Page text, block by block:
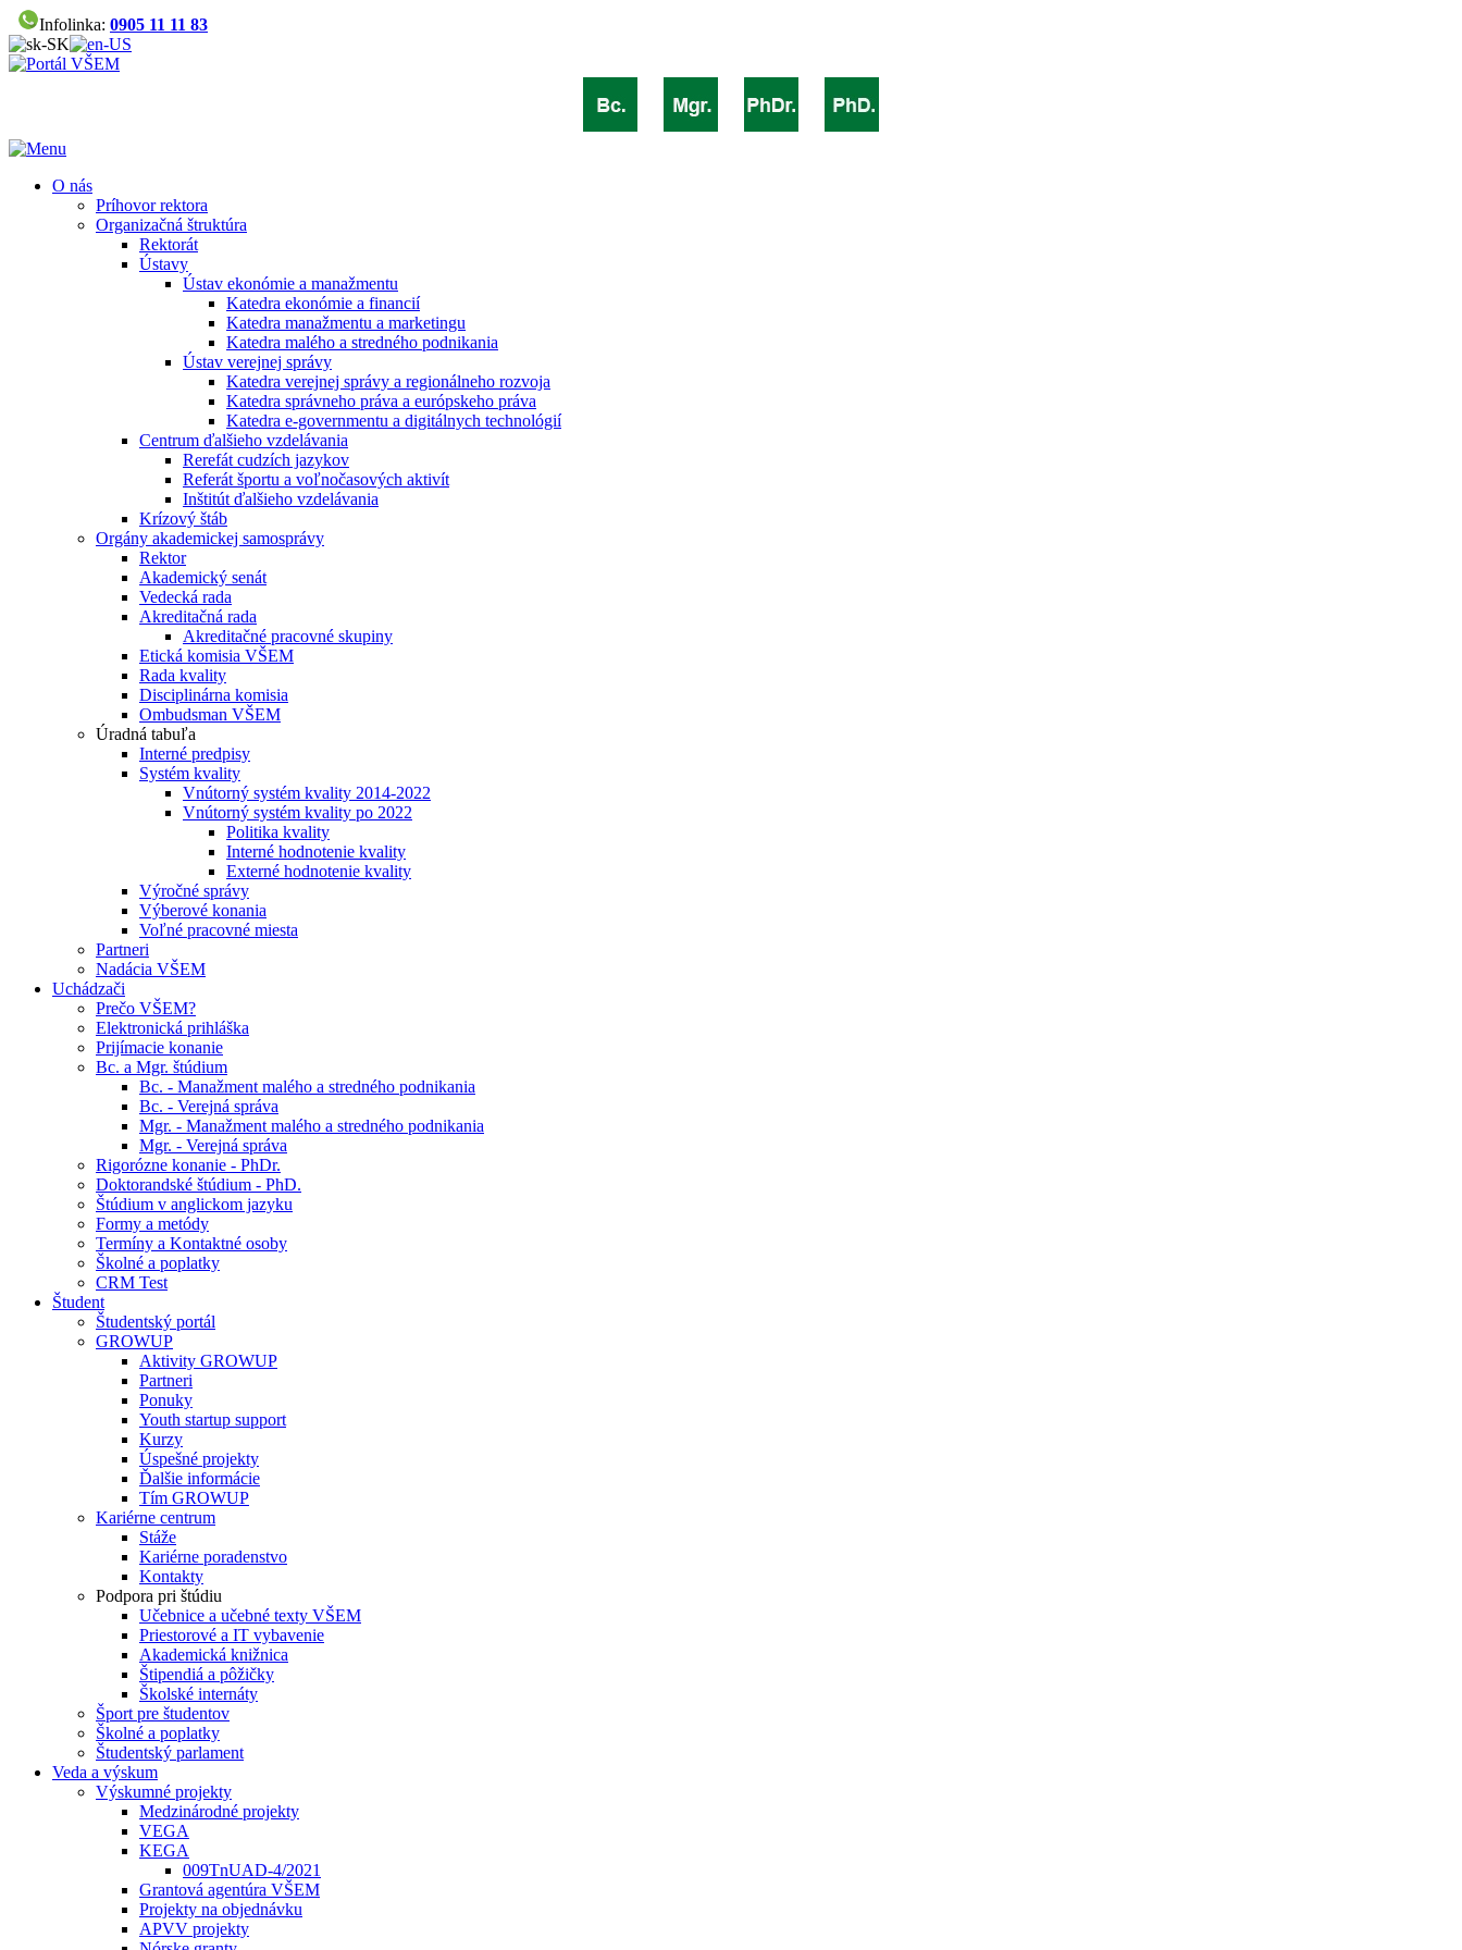
Infolinka: 0905 11 11 83
O nás
Príhovor rektora
Organizačná štruktúra
Rektorát
Ústavy
Ústav ekonómie a manažmentu
Katedra ekonómie a financií
Katedra manažmentu a marketingu
Katedra malého a stredného podnikania
Ústav verejnej správy
Katedra verejnej správy a regionálneho rozvoja
Katedra správneho práva a európskeho práva
Katedra e-governmentu a digitálnych technológií
Centrum ďalšieho vzdelávania
Rerefát cudzích jazykov
Referát športu a voľnočasových aktivít
Inštitút ďalšieho vzdelávania
Krízový štáb
Orgány akademickej samosprávy
Rektor
Akademický senát
Vedecká rada
Akreditačná rada
Akreditačné pracovné skupiny
Etická komisia VŠEM
Rada kvality
Disciplinárna komisia
Ombudsman VŠEM
Úradná tabuľa
Interné predpisy
Systém kvality
Vnútorný systém kvality 2014-2022
Vnútorný systém kvality po 2022
Politika kvality
Interné hodnotenie kvality
Externé hodnotenie kvality
Výročné správy
Výberové konania
Voľné pracovné miesta
Partneri
Nadácia VŠEM
Uchádzači
Prečo VŠEM?
Elektronická prihláška
Prijímacie konanie
Bc. a Mgr. štúdium
Bc. - Manažment malého a stredného podnikania
Bc. - Verejná správa
Mgr. - Manažment malého a stredného podnikania
Mgr. - Verejná správa
Rigorózne konanie - PhDr.
Doktorandské štúdium - PhD.
Štúdium v anglickom jazyku
Formy a metódy
Termíny a Kontaktné osoby
Školné a poplatky
CRM Test
Študent
Študentský portál
GROWUP
Aktivity GROWUP
Partneri
Ponuky
Youth startup support
Kurzy
Úspešné projekty
Ďalšie informácie
Tím GROWUP
Kariérne centrum
Stáže
Kariérne poradenstvo
Kontakty
Podpora pri štúdiu
Učebnice a učebné texty VŠEM
Priestorové a IT vybavenie
Akademická knižnica
Štipendiá a pôžičky
Školské internáty
Šport pre študentov
Školné a poplatky
Študentský parlament
Veda a výskum
Výskumné projekty
Medzinárodné projekty
VEGA
KEGA
009TnUAD-4/2021
Grantová agentúra VŠEM
Projekty na objednávku
APVV projekty